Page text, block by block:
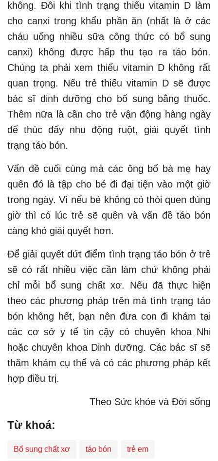
không. Đôi khi tình trạng thiếu vitamin D làm
cho canxi trong khẩu phần ăn (nhất là ở các
cháu uống nhiều sữa công thức có bổ sung
canxi) không được hấp thu tạo ra táo bón.
Chúng ta phải xem thiếu vitamin D không rất
quan trọng. Nếu trẻ thiếu vitamin D sẽ được
bác sĩ dinh dưỡng cho bổ sung bằng thuốc.
Thêm nữa là cần cho trẻ vận động hàng ngày
để thúc đẩy nhu động ruột, giải quyết tình
trạng táo bón.
Vấn đề cuối cùng mà các ông bố bà mẹ hay
quên đó là tập cho bé đi đại tiện vào một giờ
trong ngày. Vì nếu bé không có thói quen đúng
giờ thì có lúc trẻ sẽ quên và vấn đề táo bón
càng khó giải quyết hơn.
Để giải quyết dứt điểm tình trạng táo bón ở trẻ
sẽ có rất nhiều việc cần làm chứ không phải
chỉ mỗi bổ sung chất xơ. Nếu đã thực hiện
theo các phương pháp trên mà tình trạng táo
bón không hết, bạn nên đưa con đi khám tại
các cơ sở y tế tin cậy có chuyên khoa Nhi
hoặc chuyên khoa Dinh dưỡng. Các bác sĩ sẽ
thăm khám cụ thể và có các phương pháp kết
hợp điều trị.
Theo Sức khỏe và Đời sống
Từ khoá:
Bổ sung chất xơ táo bón trẻ em